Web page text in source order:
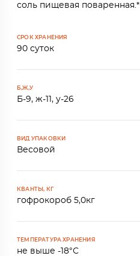
соль пищевая поваренная.*
СРОК ХРАНЕНИЯ
90 суток
Б,Ж,У
Б-9, ж-11, у-26
ВИД УПАКОВКИ
Весовой
КВАНТЫ, КГ
гофрокороб 5,0кг
ТЕМПЕРАТУРА ХРАНЕНИЯ
не выше -18°С